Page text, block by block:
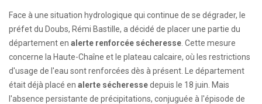
Face à une situation hydrologique qui continue de se dégrader, le
préfet du Doubs, Rémi Bastille, a décidé de placer une partie du
département en alerte renforcée sécheresse . Cette mesure
concerne la Haute-Chaîne et le plateau calcaire, où les restrictions
d'usage de l'eau sont renforcées dès à présent. Le département
était déjà placé en alerte sécheressedepuis le 18 juin. Mais
l'absence persistante de précipitations, conjuguée à l'épisode de